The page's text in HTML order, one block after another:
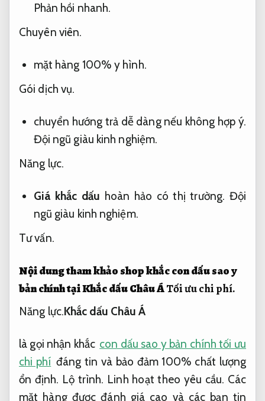
Linh hoạt theo yêu cầu.
hàng nhận ngay trong ngày khi khu vực của
rộng.hoặc có mặt tại bàn làm việc của bạn
trong khoảng 1 – 5 ngày tới nếu bạn ở hơi xa.
Kỹ thuật viên. Dễ mở rộng.
Bạn có thể gọi
nhanh vào Hotline của C.ty để được giải đáp
tận tâm:
Dịch vụ chuyên nghiệp.
bảo đảm mặt hàng đạt chất lượng và cam
đoan không bán hàng chất lượng tốt kém.
Phản hồi nhanh.
mặt hàng 100% y hình.
Gói dịch vụ.
chuyển hướng trả dễ dàng nếu không hợp ý.
Đội ngũ giàu kinh nghiệm.
Năng lực.